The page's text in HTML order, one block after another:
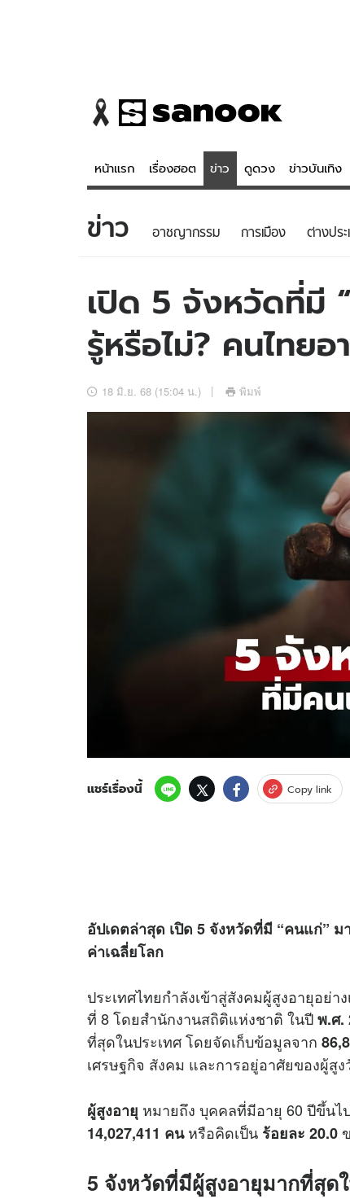
หน้าแรก เรื่องฮอต ข่าว ดูดวง ข่าวบันเทิง
ข่าว
ข่าวบันเทิง
ข่าวกีฬา
ข่าวเศรษฐกิจ
อัปเดตจีน
เช็กข่าวชัวร์
ดูดวง
หวยไทย
สถิติหวย
หวยลาว
ติดตามสนุก
บริษัท อิมเมจ ฟิวเจอร์ (ประเทศไทย) จำกัด
ข่าว อาชญากรรม การเมือง ต่างประ
เปิด 5 จังหวัดที่มี
รู้หรือไม่? คนไทยอ
18 มิ.ย. 68 (15:04 น.) พิมพ์
แชร์เรื่องนี้ Copy link
อัปเดตล่าสุด เปิด 5 จังหวัดที่มี “คนแก่”
ค่าเฉลี่ยโลก
ประเทศไทยกำลังเข้าสู่สังคมผู้สูงอายุอย่
ที่ 8 โดยสำนักงานสถิติแห่งชาติ ในปีพ.ศ.
ที่สุดในประเทศ โดยจัดเก็บข้อมูลจาก
เศรษฐกิจ สังคม และการอยู่อาศัยของผู้สูง
ผู้สูงอายุ หมายถึง บุคคลที่มีอายุ 60 ปีขึ้นไ
14,027,411 คนหรือคิดเป็น ร้อยละ 20.0
5 จังหวัดที่มีผู้สูงอายุมากที่สุด